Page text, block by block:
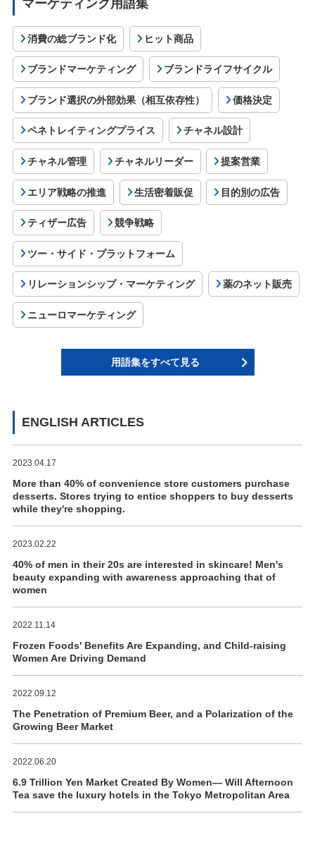
マーケティング用語集
消費の総ブランド化 ヒット商品
ブランドマーケティング ブランドライフサイクル
ブランド選択の外部効果（相互依存性） 価格決定
ペネトレイティングプライス チャネル設計
チャネル管理 チャネルリーダー 提案営業
エリア戦略の推進 生活密着販促 目的別の広告
ティザー広告 競争戦略
ツー・サイド・プラットフォーム
リレーションシップ・マーケティング 薬のネット販売
ニューロマーケティング
用語集をすべて見る
ENGLISH ARTICLES
2023.04.17
More than 40% of convenience store customers purchase
desserts. Stores trying to entice shoppers to buy desserts
while they're shopping.
2023.02.22
40% of men in their 20s are interested in skincare! Men's
beauty expanding with awareness approaching that of
women
2022.11.14
Frozen Foods' Benefits Are Expanding, and Child-raising
Women Are Driving Demand
2022.09.12
The Penetration of Premium Beer, and a Polarization of the
Growing Beer Market
2022.06.20
6.9 Trillion Yen Market Created By Women― Will Afternoon
Tea save the luxury hotels in the Tokyo Metropolitan Area